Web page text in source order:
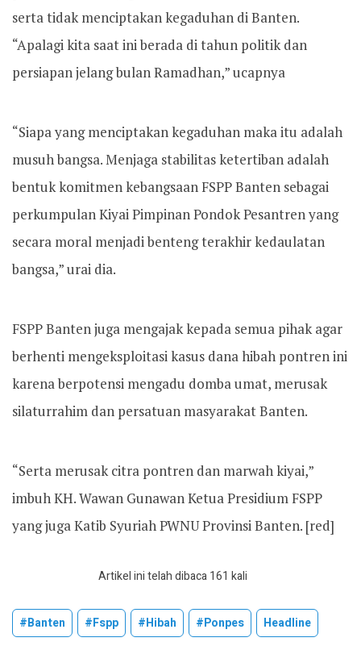
serta tidak menciptakan kegaduhan di Banten.
“Apalagi kita saat ini berada di tahun politik dan
persiapan jelang bulan Ramadhan,” ucapnya
“Siapa yang menciptakan kegaduhan maka itu adalah
musuh bangsa. Menjaga stabilitas ketertiban adalah
bentuk komitmen kebangsaan FSPP Banten sebagai
perkumpulan Kiyai Pimpinan Pondok Pesantren yang
secara moral menjadi benteng terakhir kedaulatan
bangsa,” urai dia.
FSPP Banten juga mengajak kepada semua pihak agar
berhenti mengeksploitasi kasus dana hibah pontren ini
karena berpotensi mengadu domba umat, merusak
silaturrahim dan persatuan masyarakat Banten.
“Serta merusak citra pontren dan marwah kiyai,”
imbuh KH. Wawan Gunawan Ketua Presidium FSPP
yang juga Katib Syuriah PWNU Provinsi Banten. [red]
Artikel ini telah dibaca 161 kali
#banten #fspp #hibah #ponpes Headline